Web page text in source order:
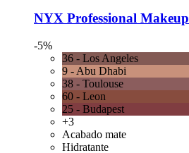
NYX Professional Makeup
-5%
36 - Los Angeles
9 - Abu Dhabi
38 - Toulouse
60 - Leon
25 - Budapest
+3
Acabado mate
Hidratante